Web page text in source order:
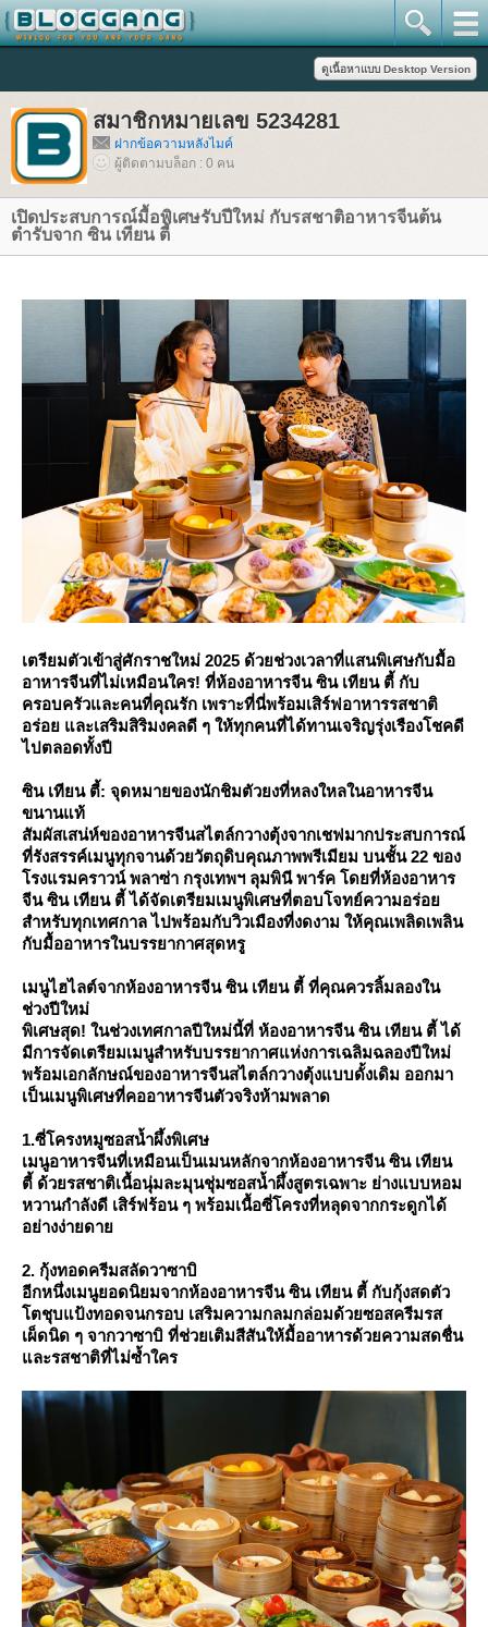
สมาชิกหมายเลข 5234281
ฝากข้อความหลังไมค์
ผู้ติดตามบล็อก : 0 คน
เปิดประสบการณ์มื้อพิเศษรับปีใหม่ กับรสชาติอาหารจีนต้น
ตำรับจาก ซิน เทียน ตี้
เตรียมตัวเข้าสู่ศักราชใหม่ 2025 ด้วยช่วงเวลาที่แสนพิเศษกับมื้อ
อาหารจีนที่ไม่เหมือนใคร! ที่ห้องอาหารจีน ซิน เทียน ตี้ กับ
ครอบครัวและคนที่คุณรัก เพราะที่นี่พร้อมเสิร์ฟอาหารรสชาติ
อร่อย และเสริมสิริมงคลดี ๆ ให้ทุกคนที่ได้ทานเจริญรุ่งเรืองโชคดี
ไปตลอดทั้งปี
ซิน เทียน ตี้: จุดหมายของนักชิมตัวยงที่หลงใหลในอาหารจีน
ขนานแท้
สัมผัสเสน่ห์ของอาหารจีนสไตล์กวางตุ้งจากเชฟมากประสบการณ์
ที่รังสรรค์เมนูทุกจานด้วยวัตถุดิบคุณภาพพรีเมียม บนชั้น 22 ของ
รงแรมคราวน์ พลาซ่า กรุงเทพฯ ลุมพินี พาร์ค โดยที่ห้องอาหาร
จีน ซิน เทียน ตี้ ได้จัดเตรียมเมนูพิเศษที่ตอบโจทย์ความอร่อ
สำหรับทุกเทศกาล ไปพร้อมกับวิวเมืองที่งดงาม ให้คุณเพลิดเพลิน
กับมื้ออาหารในบรรยากาศสุดหรู
เมนูไฮไลต์จากห้องอาหารจีน ซิน เทียน ตี้ ที่คุณควรลิ้มลองใน
ช่วงปีใหม่
พิเศษสุด! ในช่วงเทศกาลปีใหม่นี้ที่ ห้องอาหารจีน ซิน เทียน ตี้ ได้
มีการจัดเตรียมเมนูสำหรับบรรยากาศแห่งการเฉลิมฉลองปีใหม่
พร้อมเอกลักษณ์ของอาหารจีนสไตล์กวางตุ้งแบบดั้งเดิม ออกมา
เป็นเมนูพิเศษที่คออาหารจีนตัวจริงห้ามพลาด
1.ซี่โครงหมูซอสน้ำผึ้งพิเศษ
เมนูอาหารจีนที่เหมือนเป็นเมนหลักจากห้องอาหารจีน ซิน เทียน
ตี้ ด้วยรสชาติเนื้อนุ่มละมุนชุ่มซอสน้ำผึ้งสูตรเฉพาะ ย่างแบบหอม
หวานกำลังดี เสิร์ฟร้อน ๆ พร้อมเนื้อซี่โครงที่หลุดจากกระดูกได้
อย่างง่ายดา
2. กุ้งทอดครีมสลัดวาซาบิ
อีกหนึ่งเมนูยอดนิยมจากห้องอาหารจีน ซิน เทียน ตี้ กับกุ้งสดตัว
ตชุบแป้งทอดจนกรอบ เสริมความกลมกล่อมด้วยซอสครีมรส
เผ็ดนิด ๆ จากวาซาบิ ที่ช่วยเติมสีสันให้มื้ออาหารด้วยความสดชื่น
ละรสชาติที่ไม่ซ้ำใคร